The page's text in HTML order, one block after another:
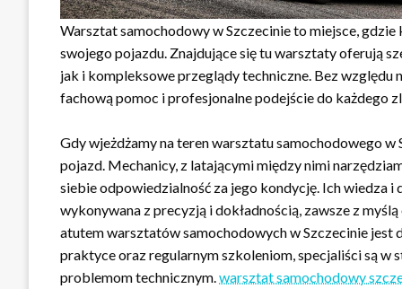
Warsztat samochodowy w Szczecinie to miejsce,
swojego pojazdu. Znajdujące się tu warsztaty oferują
jak i kompleksowe przeglądy techniczne. Bez względu
fachową pomoc i profesjonalne podejście do każdego
Gdy wjeżdżamy na teren warsztatu samochodowego
pojazd. Mechanicy, z latającymi między nimi
siebie odpowiedzialność za jego kondycję. Ich wiedza i
wykonywana z precyzją i dokładnością, zawsze z
atutem warsztatów samochodowych w Szczecinie
praktyce oraz regularnym szkoleniom, specjaliści są
problemom technicznym. warsztat samochodowy